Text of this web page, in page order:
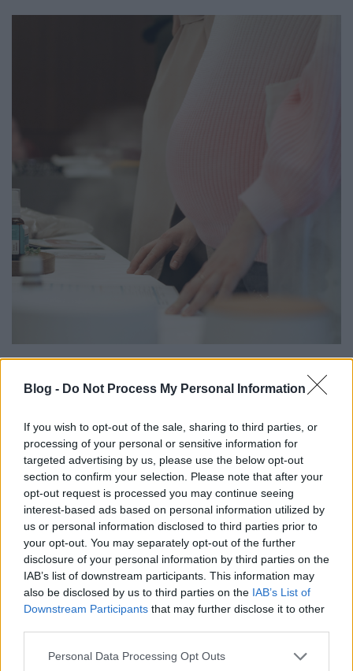
Blog - Do Not Process My Personal Information
If you wish to opt-out of the sale, sharing to third parties, or
processing of your personal or sensitive information for
targeted advertising by us, please use the below opt-out
section to confirm your selection. Please note that after your
opt-out request is processed you may continue seeing
interest-based ads based on personal information utilized by
us or personal information disclosed to third parties prior to
your opt-out. You may separately opt-out of the further
disclosure of your personal information by third parties on the
IAB’s list of downstream participants. This information may
also be disclosed by us to third parties on the IAB’s List of
Downstream Participants that may further disclose it to other
Please note that this website/app uses one or more Google
Personal Data Processing Opt Outs
rendezvényen aKreaLáda márka gondoskodik. A
biztonságos játék várja a legkisebbeket és a szülőket
is, ahol közösen játszhattok, vagy akár meg is
pihenhettek. Akényelmes szoptatáshoz vagy
pelenkázáshoz is találtok megfelelő helyiséget. A
rendezvény Facebook-eseményétITTtaláljátok.
A Pici Piac jótékonysági
programja
A SOK PICI elnevezésű jótékonysági
program újra folytatódik: az április 10-ei